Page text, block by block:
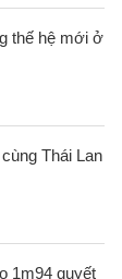
thế hệ mới ở
Thái Lan
1m94 quyết